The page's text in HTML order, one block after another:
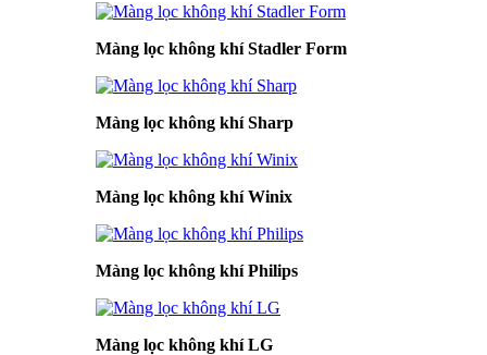
Màng lọc không khí Stadler Form
Màng lọc không khí Sharp
Màng lọc không khí Winix
Màng lọc không khí Philips
Màng lọc không khí LG